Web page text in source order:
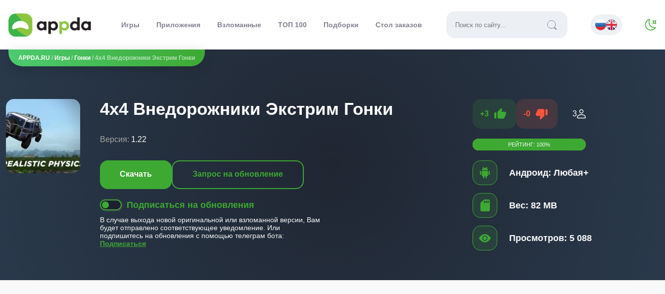
Игры Приложения Взломанные ТОП 100 Подборки Стол заказов
APPDA.RU / Игры / Гонки / 4x4 Внедорожники Экстрим Гонки
4x4 Внедорожники Экстрим Гонки
Версия: 1.22
Скачать Запрос на обновление
Подписаться на обновления
В случае выхода новой оригинальной или взломанной версии, Вам
будет отправлено соответствующее уведомление. Или
подпишитесь на обновления с помощью телеграм бота:
Подписаться
+3 -0 3
РЕЙТИНГ: 100%
Андроид: Любая+
Вес: 82 MB
Просмотров: 5 088